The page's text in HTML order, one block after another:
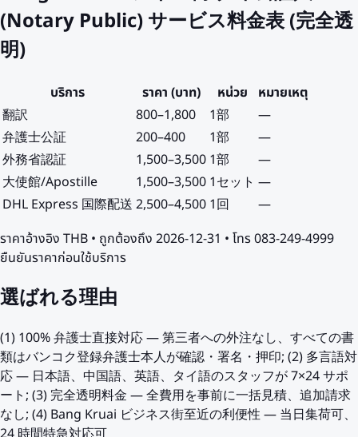
(Notary Public) サービス料金表 (完全透
明)
บริการ ราคา (บาท) หน่วย
หมายเหตุ
翻訳
800–1,800 1部
—
弁護士公証
200–400 1部
—
外務省認証
1,500–3,500 1部
—
大使館/Apostille
1,500–3,500 1セット —
DHL Express 国際配送 2,500–4,500 1回
—
ราคาอ้างอิง THB • ถูกต้องถึง 2026-12-31 • โทร 083-249-4999
ยืนยันราคาก่อนใช้บริการ
選ばれる理由
(1) 100% 弁護士直接対応 — 第三者への外注なし、すべての書
類はバンコク登録弁護士本人が確認・署名・押印; (2) 多言語対
応 — 日本語、中国語、英語、タイ語のスタッフが 7×24 サポ
ート; (3) 完全透明料金 — 全費用を事前に一括見積、追加請求
なし; (4) Bang Kruai ビジネス街至近の利便性 — 当日集荷可、